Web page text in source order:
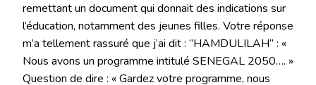
remettant un document qui donnait des indications sur
l’éducation, notamment des jeunes filles. Votre réponse
m’a tellement rassuré que j’ai dit : ‘’HAMDULILAH’’ : «
Nous avons un programme intitulé SENEGAL 2050…. »
Question de dire : « Gardez votre programme, nous